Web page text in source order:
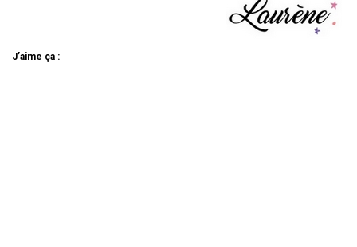
J’aime ça :